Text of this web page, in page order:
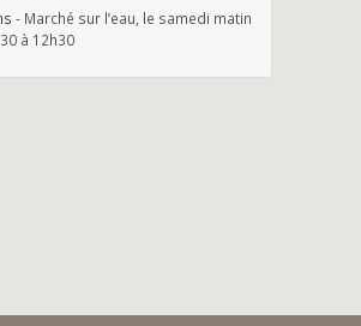
- Marché sur l’eau, le samedi matin
à 12h30